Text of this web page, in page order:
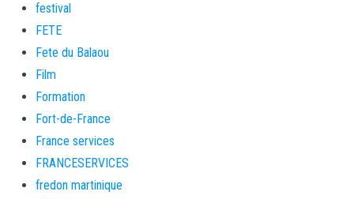
festival
FETE
Fete du Balaou
Film
Formation
Fort-de-France
France services
FRANCESERVICES
fredon martinique